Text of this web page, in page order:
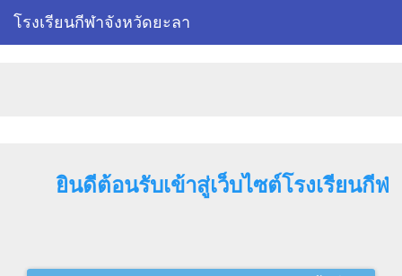
ยินดีต้อนรับเข้าสู่เว็บไซต์โรงเรียนกีฬ
โรงเรียนกีฬาจังหวัดยะลา